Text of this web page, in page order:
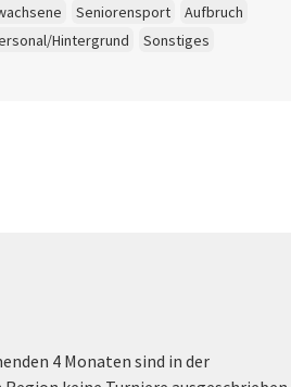
Seniorensport
Aufbruch
Hintergrund
Sonstiges
4 Monaten sind in der